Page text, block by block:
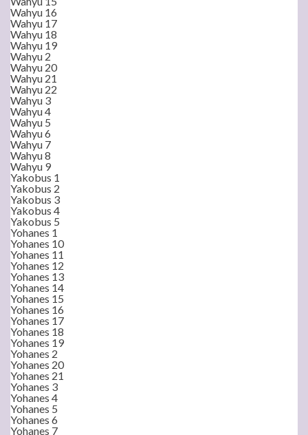
Wahyu 16
Wahyu 17
Wahyu 18
Wahyu 19
Wahyu 2
Wahyu 20
Wahyu 21
Wahyu 22
Wahyu 3
Wahyu 4
Wahyu 5
Wahyu 6
Wahyu 7
Wahyu 8
Wahyu 9
Yakobus 1
Yakobus 2
Yakobus 3
Yakobus 4
Yakobus 5
Yohanes 1
Yohanes 10
Yohanes 11
Yohanes 12
Yohanes 13
Yohanes 14
Yohanes 15
Yohanes 16
Yohanes 17
Yohanes 18
Yohanes 19
Yohanes 2
Yohanes 20
Yohanes 21
Yohanes 3
Yohanes 4
Yohanes 5
Yohanes 6
Yohanes 7